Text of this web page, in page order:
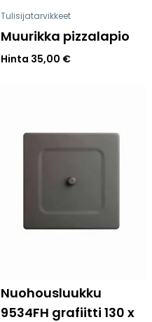
Tulisijatarvikkeet
Muurikka pizzalapio
Hinta 35,00 €
Nuohousluukku
9534FH grafiitti 130 x